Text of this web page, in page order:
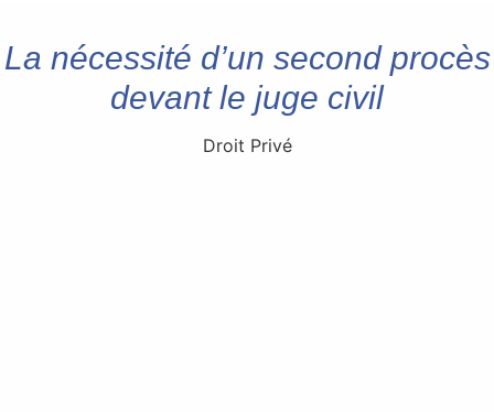
La nécessité d’un second procès
devant le juge civil
Droit Privé